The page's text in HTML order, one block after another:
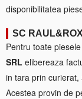
disponibilitatea
SC
Pentru toate
SRL elibereaza
in tara prin
Acestea provin de